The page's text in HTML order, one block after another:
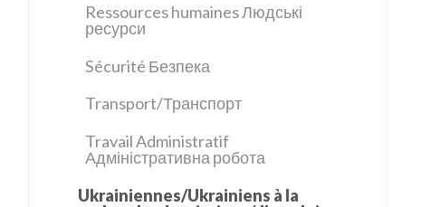
Ressources humaines Людські
ресурси
Sécurité Безпека
Transport/Транспорт
Travail Administratif
Адміністративна робота
Ukrainiennes/Ukrainiens à la